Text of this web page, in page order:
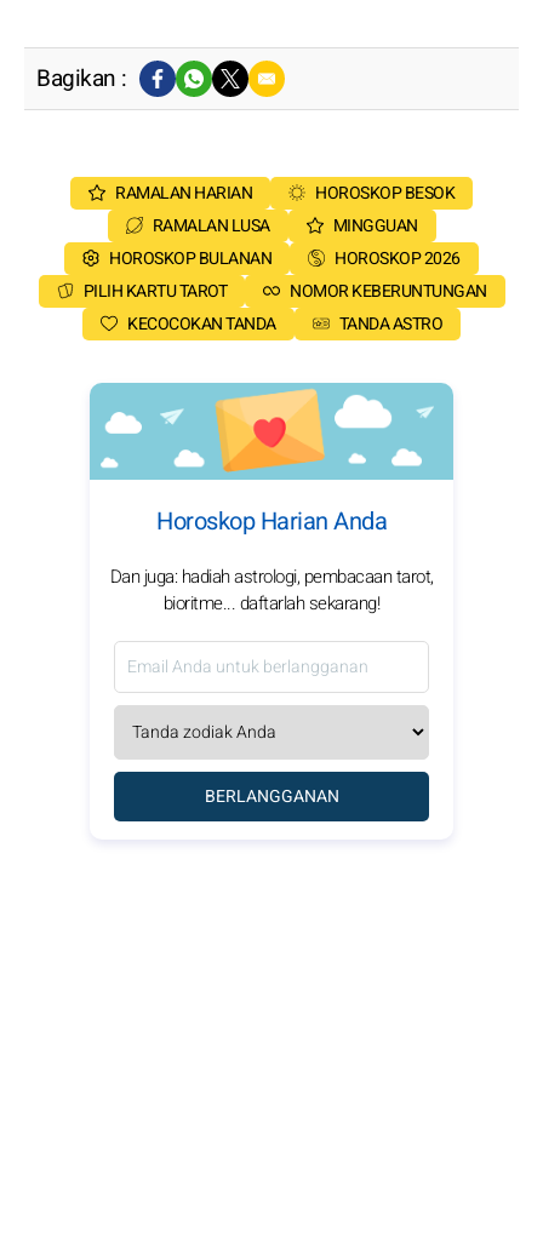
Bagikan :
RAMALAN HARIAN
HOROSKOP BESOK
RAMALAN LUSA
MINGGUAN
HOROSKOP BULANAN
HOROSKOP 2026
PILIH KARTU TAROT
NOMOR KEBERUNTUNGAN
KECOCOKAN TANDA
TANDA ASTRO
Horoskop Harian Anda
Dan juga: hadiah astrologi, pembacaan tarot,
bioritme... daftarlah sekarang!
BERLANGGANAN